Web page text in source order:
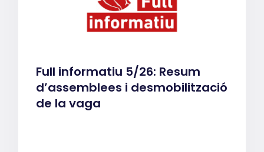
Full informatiu 5/26: Resum
d’assemblees i desmobilització
de la vaga